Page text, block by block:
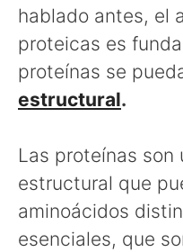
hablado antes, el
proteicas es
proteínas se
estructural.
Las proteínas son
estructural que
aminoácidos
esenciales, que